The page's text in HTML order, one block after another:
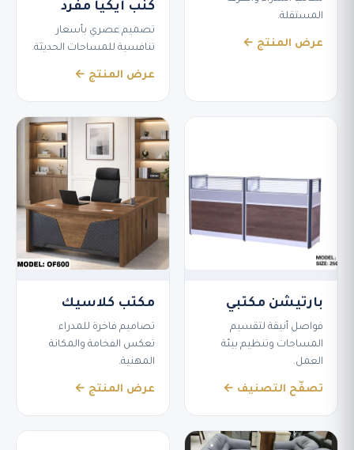
المستقلة.
عرض المنتج ←
كنب ايكيا مفرد
تصميم عصري بأسعار
تنافسية للمساحات الحديثة.
عرض المنتج ←
بارتيشن مكتبي
فواصل أنيقة لتقسيم
المساحات وتنظيم بيئة
العمل.
تصفّح التصنيف ←
مكتب كلاسيك
تصاميم فاخرة للمدراء
تعكس الفخامة والمكانة
المهنية.
عرض المنتج ←